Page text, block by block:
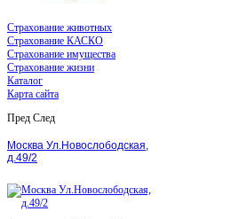
Страхование животных
Страхование КАСКО
Страхование имущества
Страхование жизни
Каталог
Карта сайта
Пред След
Москва Ул.Новослободская,
д.49/2